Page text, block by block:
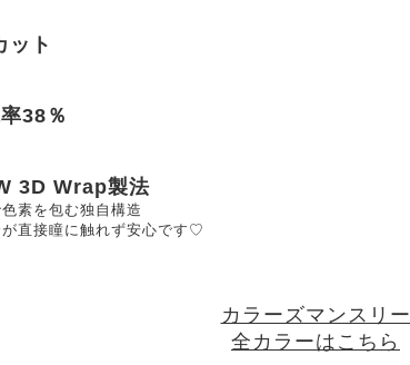
ット
38％
3D Wrap製法
素を包む独自構造
直接瞳に触れず安心です♡
カラーズマンスリー
全カラーはこちら